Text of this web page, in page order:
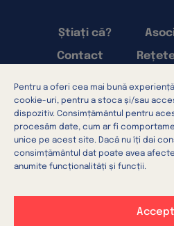
Pentru a oferi cea mai bună
cookie-uri, pentru a stoca și/sau
dispozitiv. Consimțământul pentru
procesăm date, cum ar fi
unice pe acest site. Dacă nu îți dai
consimțământul dat poate avea
anumite funcționalități și funcții.
Accept
Știați că?
Contact
Termeni și
Setări cookie-uri